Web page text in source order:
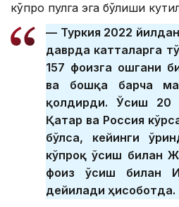
кўпроқ пулга эга бўлиши
— Туркия 2022
даврда катталарга
157 фоизга ошгани
ва бошқа барча
қолдирди. Ўсиш 20
Қатар ва Россия
бўлса, кейинги
кўпроқ ўсиш билан
фоиз ўсиш билан
дейилади ҳисоботда.